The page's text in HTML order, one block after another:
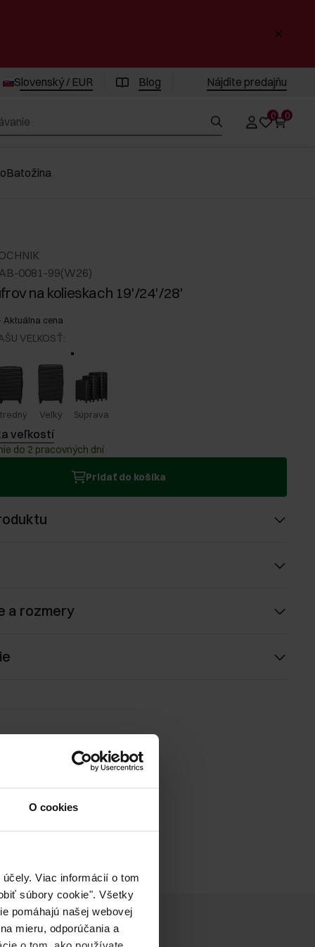
O cookies
Viac informácií o tom
súbory cookie". Všetky
pomáhajú našej webovej
mieru, odporúčania a
Slovenský / EUR Blog Nájdite predajňu
0 0
Batožina
0081-99(W26)
na kolieskach 19'/24'/28'
Aktuálna cena
VEĽKOSŤ:
Veľký Súprava
veľkostí
do 2 pracovných dní
Pridať do košíka
a rozmery